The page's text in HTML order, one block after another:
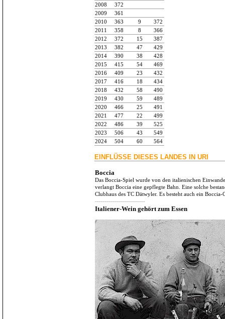
2008
372
2009
361
2010
363 9
372
2011
358 8
366
2012
372 15
387
2013
382 47
429
2014
390 38
428
2015
415 54
469
2016
409 23
432
2017
416 18
434
2018
432 58
490
2019
430 59
489
2020
466 25
491
2021
477 22
499
2022
486 39
525
2023
506 43
549
2024
504 60 564
EINFLÜSSE DIESES LANDES IN URI
Boccia
Das Boccia-Spiel wurde von den italienischen
verlangt Boccia eine gepflegte Bahn. Eine solche
Clubhaus des TC Dätwyler. Es besteht auch ein
-------------------------
Italiener-Wein gehört zum Essen